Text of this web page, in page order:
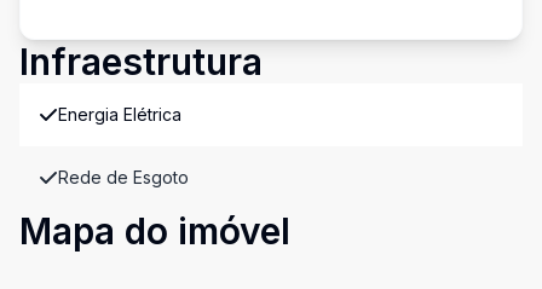
Infraestrutura
Energia Elétrica
Rede de Esgoto
Mapa do imóvel